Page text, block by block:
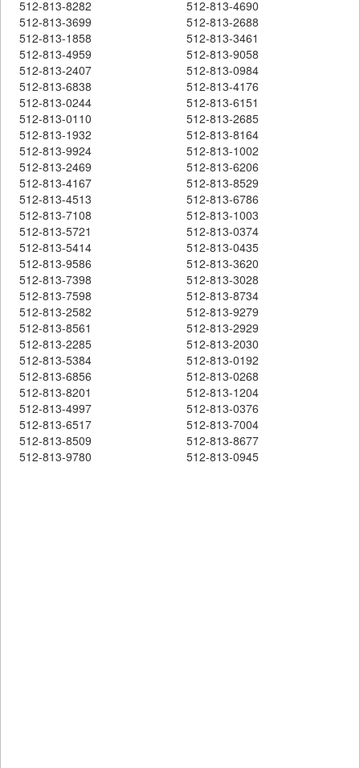
512-813-8282
512-813-4690
512-813-3699
512-813-2688
512-813-1858
512-813-3461
512-813-4959
512-813-9058
512-813-2407
512-813-0984
512-813-6838
512-813-4176
512-813-0244
512-813-6151
512-813-0110
512-813-2685
512-813-1932
512-813-8164
512-813-9924
512-813-1002
512-813-2469
512-813-6206
512-813-4167
512-813-8529
512-813-4513
512-813-6786
512-813-7108
512-813-1003
512-813-5721
512-813-0374
512-813-5414
512-813-0435
512-813-9586
512-813-3620
512-813-7398
512-813-3028
512-813-7598
512-813-8734
512-813-2582
512-813-9279
512-813-8561
512-813-2929
512-813-2285
512-813-2030
512-813-5384
512-813-0192
512-813-6856
512-813-0268
512-813-8201
512-813-1204
512-813-4997
512-813-0376
512-813-6517
512-813-7004
512-813-8509
512-813-8677
512-813-9780
512-813-0945